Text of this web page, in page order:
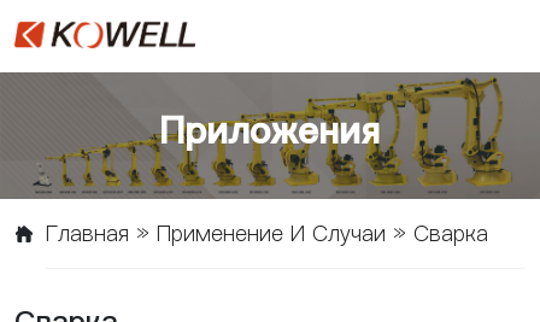
Приложения
Главная » Применение И Случаи » Сварка